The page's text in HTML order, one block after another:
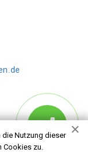
die Nutzung dieser
Cookies zu.
Höge.